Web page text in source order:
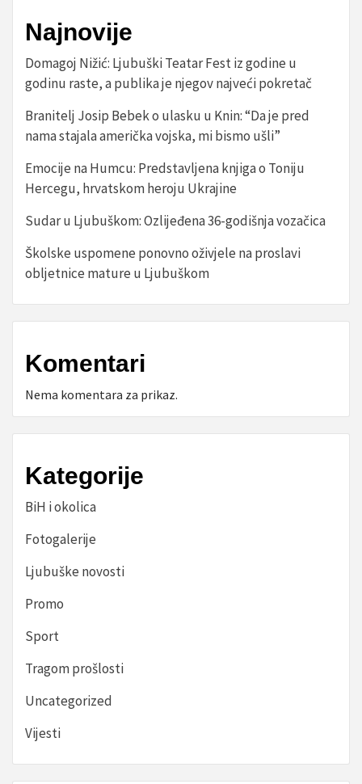
Najnovije
Domagoj Nižić: Ljubuški Teatar Fest iz godine u
godinu raste, a publika je njegov najveći pokretač
Branitelj Josip Bebek o ulasku u Knin: “Da je pred
nama stajala američka vojska, mi bismo ušli”
Emocije na Humcu: Predstavljena knjiga o Toniju
Hercegu, hrvatskom heroju Ukrajine
Sudar u Ljubuškom: Ozlijeđena 36-godišnja vozačica
Školske uspomene ponovno oživjele na proslavi
obljetnice mature u Ljubuškom
Komentari
Nema komentara za prikaz.
Kategorije
BiH i okolica
Fotogalerije
Ljubuške novosti
Promo
Sport
Tragom prošlosti
Uncategorized
Vijesti